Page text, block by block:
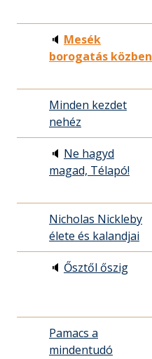
🔈 Mesék
borogatás közben
Minden kezdet
nehéz
🔈 Ne hagyd
magad, Télapó!
Nicholas Nickleby
élete és kalandjai
🔈 Ősztől őszig
Pamacs a
mindentudó